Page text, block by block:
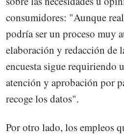
consumidores: "Aunque
podría ser un proceso muy
elaboración y redacción de
encuesta sigue requiriendo
atención y aprobación por
recoge los datos".
Por otro lado, los empleos